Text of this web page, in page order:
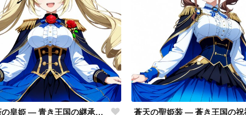
蒼薔薇の皇姫 ― 青き王国の継承者 ― 蒼天の聖姫装 ― 蒼き王国の